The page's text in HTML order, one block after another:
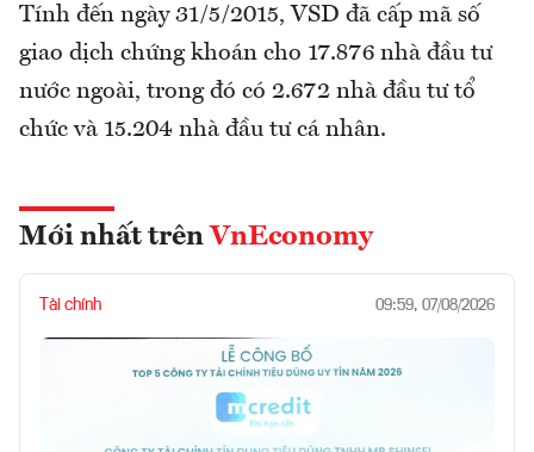
Tính đến ngày 31/5/2015, VSD đã cấp mã số
giao dịch chứng khoán cho 17.876 nhà đầu tư
nước ngoài, trong đó có 2.672 nhà đầu tư tổ
chức và 15.204 nhà đầu tư cá nhân.
Mới nhất trên VnEconomy
Tài chính 09:59, 07/08/2026